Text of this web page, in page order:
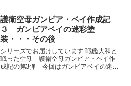
護衛空母ガンビア・ベイ作成記
３ ガンビアベイの迷彩塗
装・・・その後
シリーズでお届けしています 戦艦大和と
戦った空母 護衛空母ガンビア・ベイ作
成記の第3弾 今回はガンビアベイの迷彩